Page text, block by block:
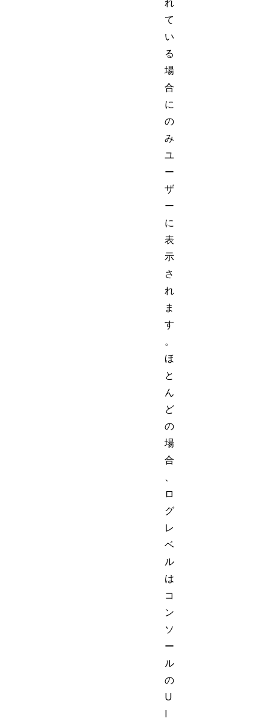
れ
て
い
る
場
合
に
の
み
ユ
ー
ザ
ー
に
表
示
さ
れ
ま
す
。
ほ
と
ん
ど
の
場
合
、
ロ
グ
レ
ベ
ル
は
コ
ン
ソ
ー
ル
の
U
I